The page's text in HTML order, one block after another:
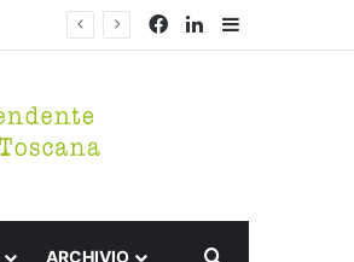
Facebook
LinkedIn
ARCHIVIO